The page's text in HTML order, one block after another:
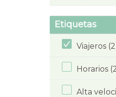
Etiquetas
Viajeros
Horarios
Alta